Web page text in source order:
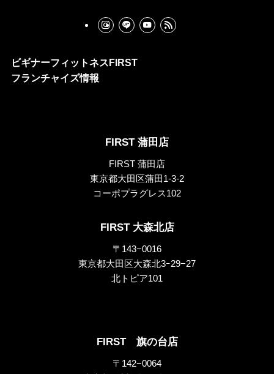
ビギナーフィットネスFIRST
フランチャイズ情報
FIRST 蒲田店
FIRST 蒲田店
東京都大田区蒲田1-3-2
コーポプラグレス102
FIRST 大森北店
〒143−0016
東京都大田区大森北3ｰ29−27
北トピア101
FIRST 旗の台店
〒142−0064